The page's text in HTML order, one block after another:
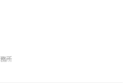
所